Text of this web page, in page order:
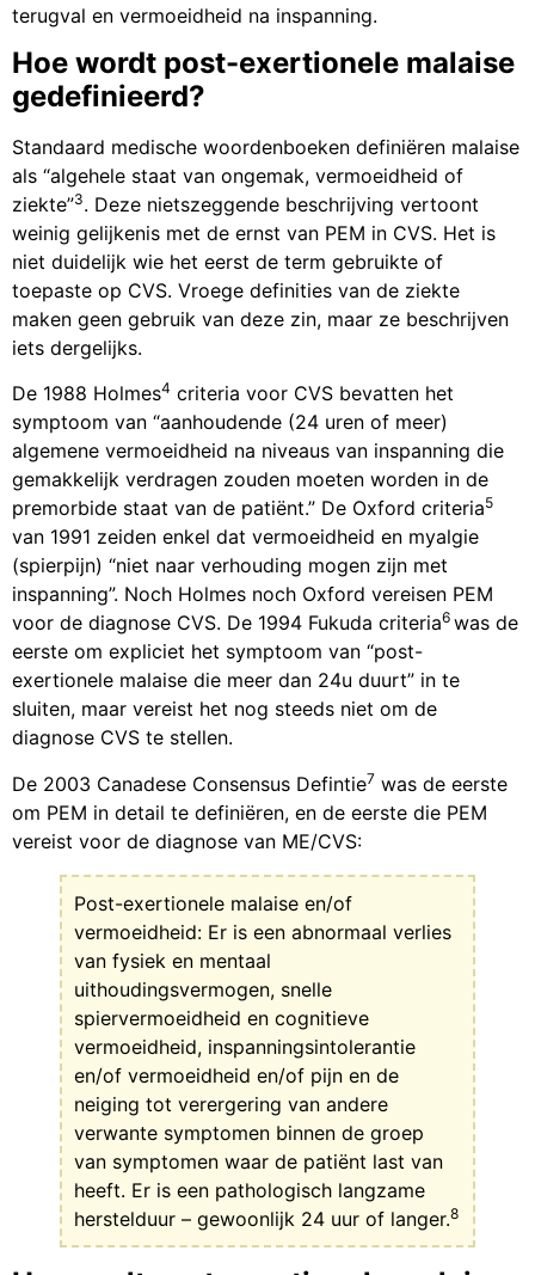
terugval en vermoeidheid na inspanning.
Hoe wordt post-exertionele malaise
gedefinieerd?
Standaard medische woordenboeken definiëren malaise
als “algehele staat van ongemak, vermoeidheid of
ziekte”3. Deze nietszeggende beschrijving vertoont
weinig gelijkenis met de ernst van PEM in CVS. Het is
niet duidelijk wie het eerst de term gebruikte of
toepaste op CVS. Vroege definities van de ziekte
maken geen gebruik van deze zin, maar ze beschrijven
iets dergelijks.
De 1988 Holmes4 criteria voor CVS bevatten het
symptoom van “aanhoudende (24 uren of meer)
algemene vermoeidheid na niveaus van inspanning die
gemakkelijk verdragen zouden moeten worden in de
premorbide staat van de patiënt.” De Oxford criteria5
van 1991 zeiden enkel dat vermoeidheid en myalgie
(spierpijn) “niet naar verhouding mogen zijn met
inspanning”. Noch Holmes noch Oxford vereisen PEM
voor de diagnose CVS. De 1994 Fukuda criteria6 was de
eerste om expliciet het symptoom van “post-
exertionele malaise die meer dan 24u duurt” in te
sluiten, maar vereist het nog steeds niet om de
diagnose CVS te stellen.
De 2003 Canadese Consensus Defintie7 was de eerste
om PEM in detail te definiëren, en de eerste die PEM
vereist voor de diagnose van ME/CVS:
Post-exertionele malaise en/of
vermoeidheid: Er is een abnormaal verlies
van fysiek en mentaal
uithoudingsvermogen, snelle
spiervermoeidheid en cognitieve
vermoeidheid, inspanningsintolerantie
en/of vermoeidheid en/of pijn en de
neiging tot verergering van andere
verwante symptomen binnen de groep
van symptomen waar de patiënt last van
heeft. Er is een pathologisch langzame
herstelduur – gewoonlijk 24 uur of langer.8